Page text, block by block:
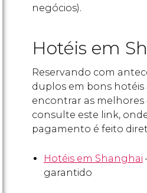
negócios).
Hotéis em
Reservando com
duplos em bons hotéis
encontrar as
consulte este link,
pagamento é feito
Hotéis em Shanghai
garantido